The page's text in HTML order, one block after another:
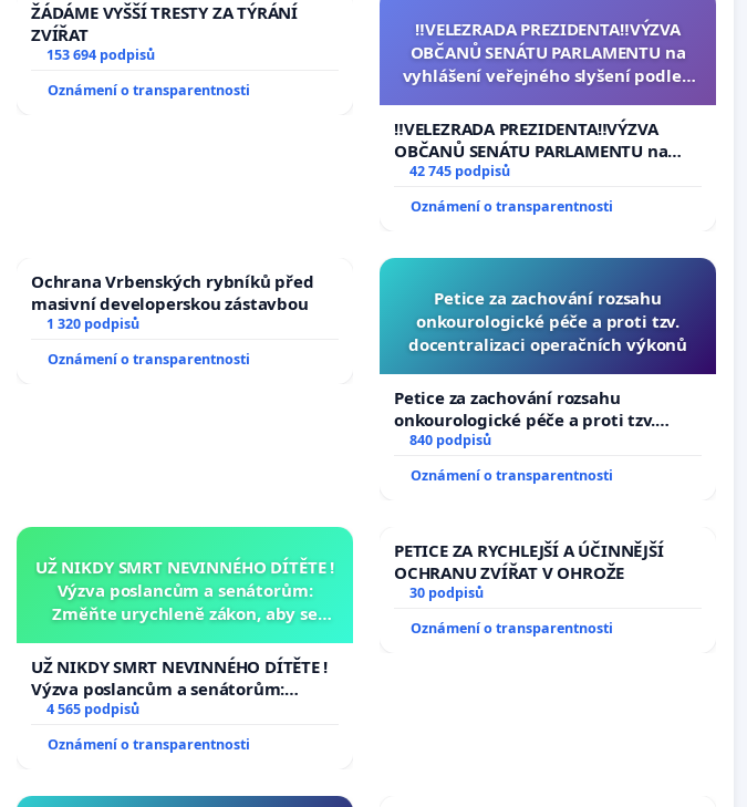
ŽÁDÁME VYŠŠÍ TRESTY ZA TÝRÁNÍ
ZVÍŘAT
153 694 podpisů
Oznámení o transparentnosti
‼️VELEZRADA PREZIDENTA‼️VÝZVA
OBČANŮ SENÁTU PARLAMENTU na
vyhlášení veřejného slyšení podle §
na přijetí usnesení k podání ústavní
žaloby na prezidenta republiky
‼️VELEZRADA PREZIDENTA‼️VÝZVA
OBČANŮ SENÁTU PARLAMENTU na
vyhlášení veřejného slyšení podle §
144 jednacího řádu Senátu k návrhu
na přijetí usnesení k podání ústavní
42 745 podpisů
Oznámení o transparentnosti
Ochrana Vrbenských rybníků před
masivní developerskou zástavbou
1 320 podpisů
Oznámení o transparentnosti
Petice za zachování rozsahu
onkourologické péče a proti tzv.
docentralizaci operačních výkonů
Petice za zachování rozsahu
onkourologické péče a proti tzv.
docentralizaci operačních výkonů
840 podpisů
Oznámení o transparentnosti
UŽ NIKDY SMRT NEVINNÉHO DÍTĚTE !
Výzva poslancům a senátorům:
Změňte urychleně zákon, aby se
opakovat!
UŽ NIKDY SMRT NEVINNÉHO DÍTĚTE !
Výzva poslancům a senátorům:
Změňte urychleně zákon, aby se
tragédie malé Viktorky už nemohla
opakovat!
4 565 podpisů
Oznámení o transparentnosti
PETICE ZA RYCHLEJŠÍ A ÚČINNĚJŠÍ
OCHRANU ZVÍŘAT V OHROŽE
30 podpisů
Oznámení o transparentnosti